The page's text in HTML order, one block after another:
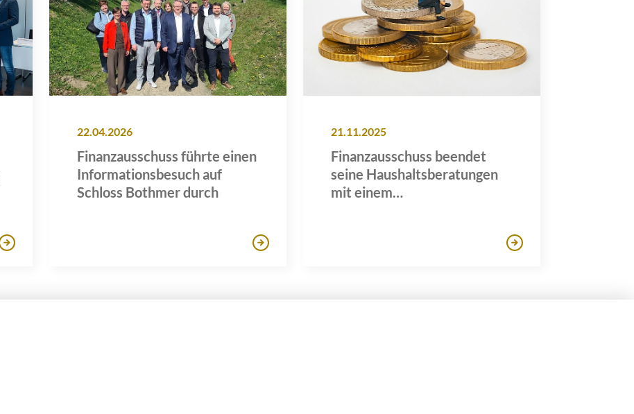
22.04.2026
Finanzausschuss führte einen
Informationsbesuch auf
Schloss Bothmer durch
21.11.2025
Finanzausschuss beendet
seine Haushaltsberatungen
mit einem